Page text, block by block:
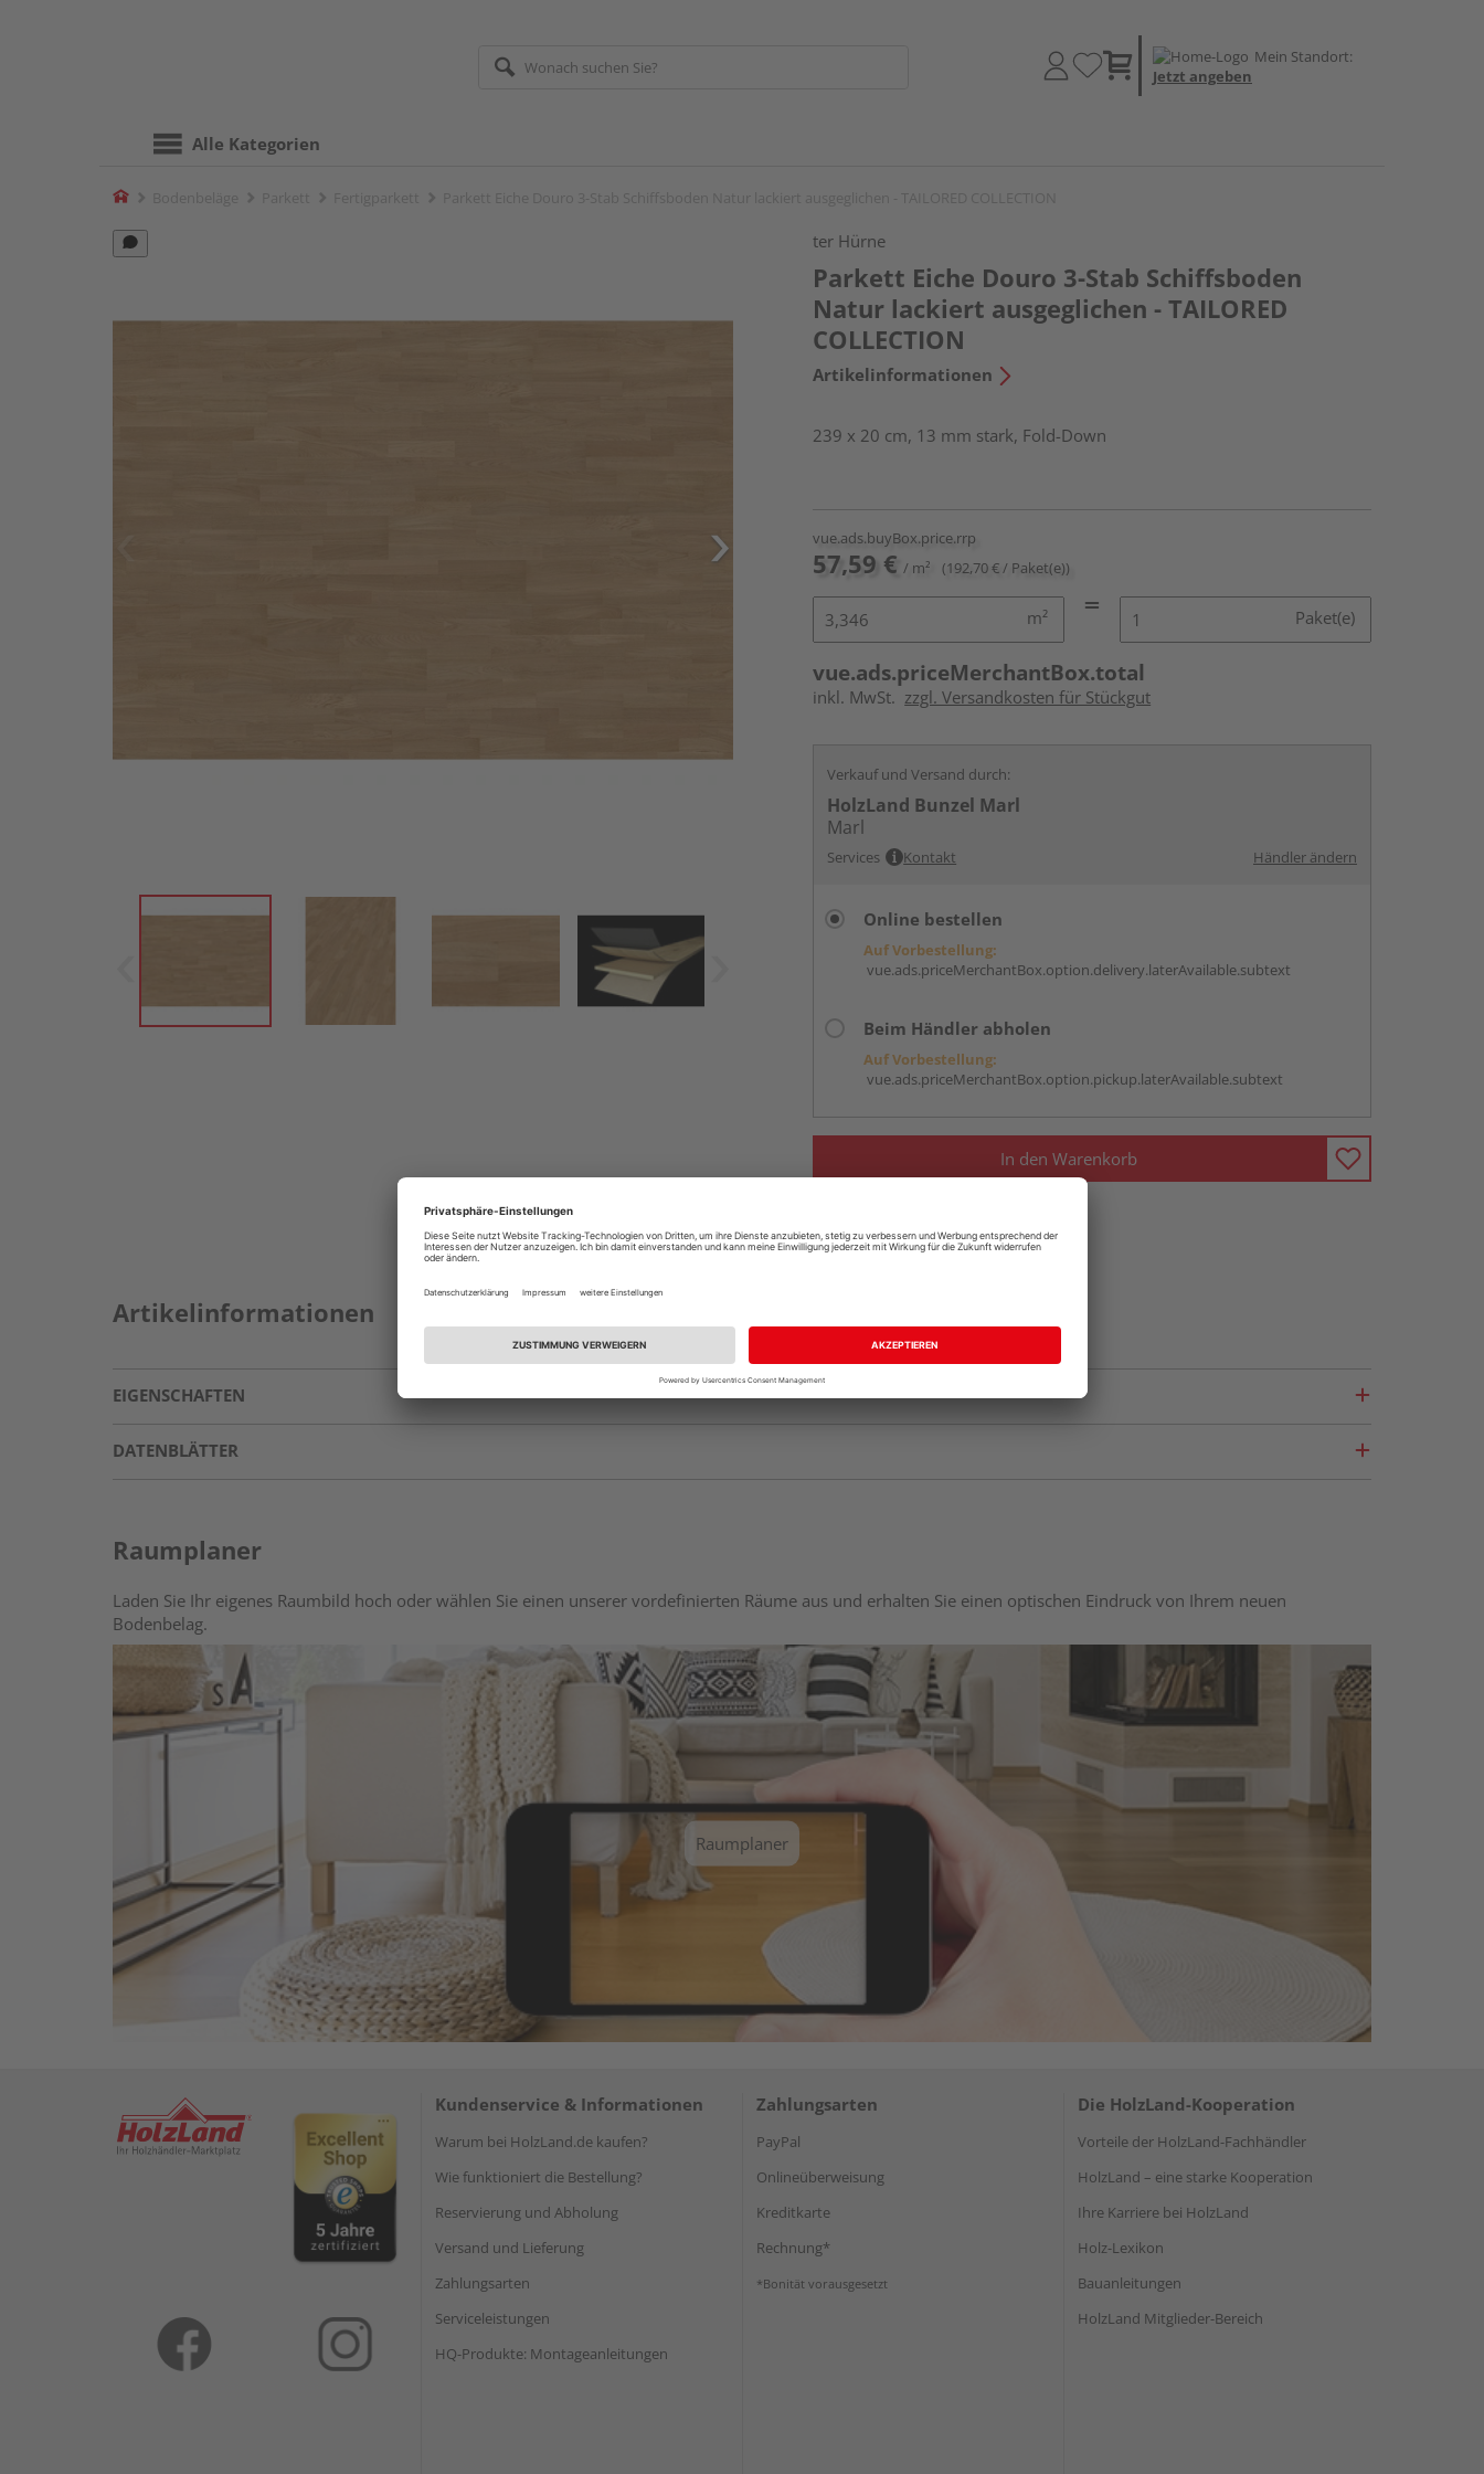
Mein Standort:
Jetzt angeben
Alle Kategorien
Home
ter Hürne
Parkett Eiche Douro 3-Stab Schiffsboden
Natur lackiert ausgeglichen - TAILORED
COLLECTION
Artikelinformationen
239 x 20 cm, 13 mm stark, Fold-Down
vue.ads.buyBox.price.rrp
57,59 € / m² (192,70 € / Paket(e))
m² Paket(e)
vue.ads.priceMerchantBox.total
inkl. MwSt. zzgl. Versandkosten für Stückgut
Verkauf und Versand durch:
HolzLand Bunzel Marl
Marl
Services Kontakt Händler ändern
Online bestellen
Auf Vorbestellung:
vue.ads.priceMerchantBox.option.delivery.laterAvailable.subtext
Beim Händler abholen
Auf Vorbestellung:
vue.ads.priceMerchantBox.option.pickup.laterAvailable.subtext
In den Warenkorb
Artikelinformationen
EIGENSCHAFTEN
DATENBLÄTTER
Raumplaner
Laden Sie Ihr eigenes Raumbild hoch oder wählen Sie einen unserer vordefinierten Räume aus und erhalten Sie einen optischen Eindruck von Ihrem neuen
Bodenbelag.
Raumplaner
Kundenservice & Informationen
Warum bei HolzLand.de kaufen?
Wie funktioniert die Bestellung?
Reservierung und Abholung
Versand und Lieferung
Zahlungsarten
Serviceleistungen
HQ-Produkte: Montageanleitungen
Zahlungsarten
PayPal
Onlineüberweisung
Kreditkarte
Rechnung*
*Bonität vorausgesetzt
Die HolzLand-Kooperation
Vorteile der HolzLand-Fachhändler
HolzLand – eine starke Kooperation
Ihre Karriere bei HolzLand
Holz-Lexikon
Bauanleitungen
HolzLand Mitglieder-Bereich